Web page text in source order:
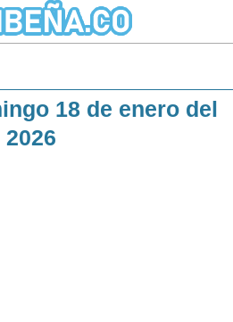
18 de enero del
2026